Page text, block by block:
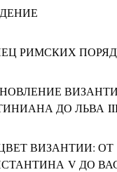
РИМСКИХ
ДО ЛЬВА III
ВИЗАНТИИ: ОТ
V ДО